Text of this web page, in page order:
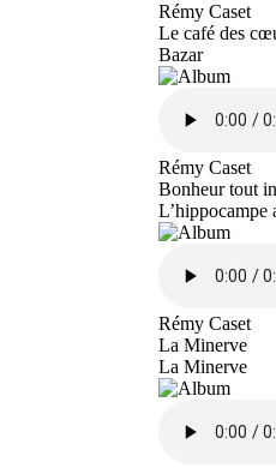
Rémy Caset
Le café des
Bazar
Rémy Caset
Bonheur tout
L’hippocampe
Rémy Caset
La Minerve
La Minerve